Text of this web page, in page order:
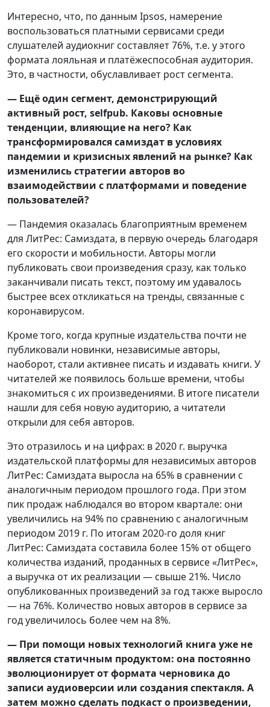
Интересно, что, по данным Ipsos, намерение
воспользоваться платными сервисами среди
слушателей аудиокниг составляет 76%, т.е. у этого
формата лояльная и платёжеспособная аудитория.
Это, в частности, обуславливает рост сегмента.
— Ещё один сегмент, демонстрирующий
активный рост, selfpub. Каковы основные
тенденции, влияющие на него? Как
трансформировался самиздат в условиях
пандемии и кризисных явлений на рынке? Как
изменились стратегии авторов во
взаимодействии с платформами и поведение
пользователей?
— Пандемия оказалась благоприятным временем
для ЛитРес: Самиздата, в первую очередь благодаря
его скорости и мобильности. Авторы могли
публиковать свои произведения сразу, как только
заканчивали писать текст, поэтому им удавалось
быстрее всех откликаться на тренды, связанные с
коронавирусом.
Кроме того, когда крупные издательства почти не
публиковали новинки, независимые авторы,
наоборот, стали активнее писать и издавать книги. У
читателей же появилось больше времени, чтобы
знакомиться с их произведениями. В итоге писатели
нашли для себя новую аудиторию, а читатели
открыли для себя авторов.
Это отразилось и на цифрах: в 2020 г. выручка
издательской платформы для независимых авторов
ЛитРес: Самиздата выросла на 65% в сравнении с
аналогичным периодом прошлого года. При этом
пик продаж наблюдался во втором квартале: они
увеличились на 94% по сравнению с аналогичным
периодом 2019 г. По итогам 2020-го доля книг
ЛитРес: Самиздата составила более 15% от общего
количества изданий, проданных в сервисе «ЛитРес»,
а выручка от их реализации — свыше 21%. Число
опубликованных произведений за год также выросло
— на 76%. Количество новых авторов в сервисе за
год увеличилось более чем на 8%.
— При помощи новых технологий книга уже не
является статичным продуктом: она постоянно
эволюционирует от формата черновика до
записи аудиоверсии или создания спектакля. А
затем можно сделать подкаст о произведении,